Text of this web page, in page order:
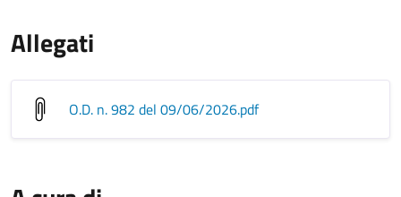
Allegati
O.D. n. 982 del 09/06/2026.pdf